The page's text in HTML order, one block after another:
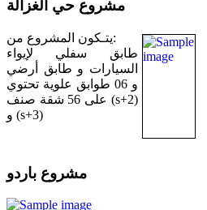
مشروع حي الغزالة
يتـكون المشروع من:
طابق سفلي لإيواء
السيارات و طابق أرضي
و 06 طوابق علوية تحتوي
على 56 شقة صنف (s+2)
و (s+3)
مشروع باردو